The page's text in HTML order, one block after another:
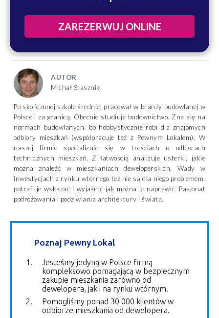
ZAREZERWUJ ONLINE
AUTOR
Michał Stasznik
Po skończonej szkole średniej pracował w branży budowlanej w
Polsce i za granicą. Obecnie studiuje budownictwo. Zna się na
normach budowlanych, bo hobbystycznie robi dla znajomych
odbiory mieszkań (współpracuje też z Pewnym Lokalem). W
naszej firmie specjalizuje się w treściach o odbiorach
technicznych mieszkań. Z łatwością analizuje usterki, jakie
można znaleźć w mieszkaniach deweloperskich. Wady w
inwestycjach z rynku wtórnego też nie są dla niego problemem,
potrafi je wskazać i wyjaśnić jak można je naprawić. Pasjonat
podróżowania i podziwiania architektury i świata.
Poznaj Pewny Lokal
Jesteśmy jedyną w Polsce firmą
kompleksowo pomagającą w bezpiecznym
zakupie mieszkania zarówno od
dewelopera, jak i na rynku wtórnym.
Pomogliśmy ponad 30 000 klientów w
odbiorze mieszkania od dewelopera.